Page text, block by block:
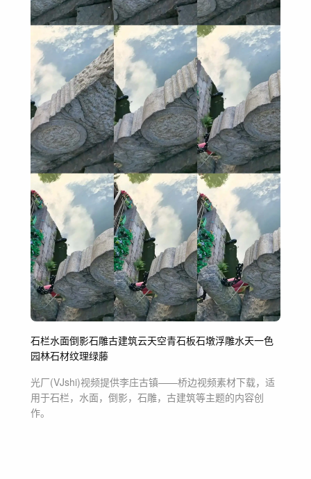
石栏水面倒影石雕古建筑云天空青石板石墩浮雕水天一色
园林石材纹理绿藤
光厂(VJshi)视频提供李庄古镇——桥边视频素材下载，适
用于石栏，水面，倒影，石雕，古建筑等主题的内容创
作。